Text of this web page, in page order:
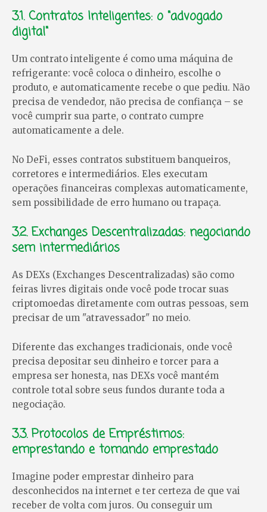
3.1. Contratos Inteligentes: o "advogado
digital"
Um contrato inteligente é como uma máquina de
refrigerante: você coloca o dinheiro, escolhe o
produto, e automaticamente recebe o que pediu. Não
precisa de vendedor, não precisa de confiança – se
você cumprir sua parte, o contrato cumpre
automaticamente a dele.
No DeFi, esses contratos substituem banqueiros,
corretores e intermediários. Eles executam
operações financeiras complexas automaticamente,
sem possibilidade de erro humano ou trapaça.
3.2. Exchanges Descentralizadas: negociando
sem intermediários
As DEXs (Exchanges Descentralizadas) são como
feiras livres digitais onde você pode trocar suas
criptomoedas diretamente com outras pessoas, sem
precisar de um "atravessador" no meio.
Diferente das exchanges tradicionais, onde você
precisa depositar seu dinheiro e torcer para a
empresa ser honesta, nas DEXs você mantém
controle total sobre seus fundos durante toda a
negociação.
3.3. Protocolos de Empréstimos:
emprestando e tomando emprestado
Imagine poder emprestar dinheiro para
desconhecidos na internet e ter certeza de que vai
receber de volta com juros. Ou conseguir um